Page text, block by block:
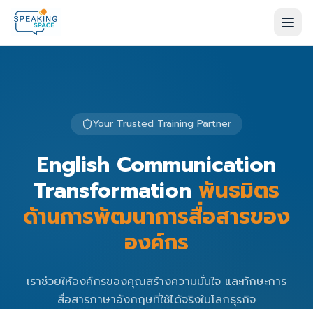
Your Trusted Training Partner
English Communication
Transformation พันธมิตร
ด้านการพัฒนาการสื่อสารของ
องค์กร
เราช่วยให้องค์กรของคุณสร้างความมั่นใจ และทักษะการ
สื่อสารภาษาอังกฤษที่ใช้ได้จริงในโลกธุรกิจ